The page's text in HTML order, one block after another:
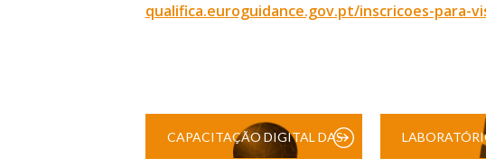
qualifica.euroguidance.gov.pt/inscricoes-para-
CAPACITAÇÃO DIGITAL DAS